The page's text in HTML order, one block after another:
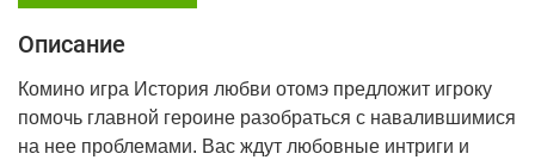
Описание
Комино игра История любви отомэ предложит игроку
помочь главной героине разобраться с навалившимися
на нее проблемами. Вас ждут любовные интриги и